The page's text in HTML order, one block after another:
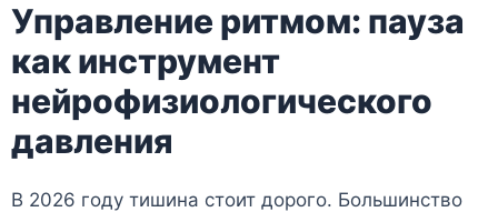
Управление ритмом: пауза
как инструмент
нейрофизиологического
давления
В 2026 году тишина стоит дорого. Большинство